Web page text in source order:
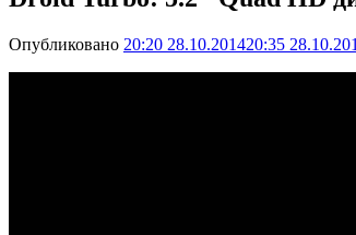
Опубликовано 20:20 28.10.201420:35